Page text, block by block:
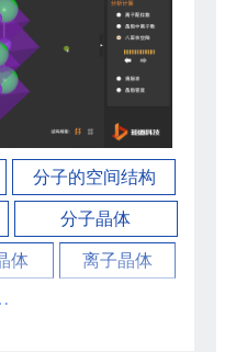
分子的空间结构
分子晶体
体 离子晶体